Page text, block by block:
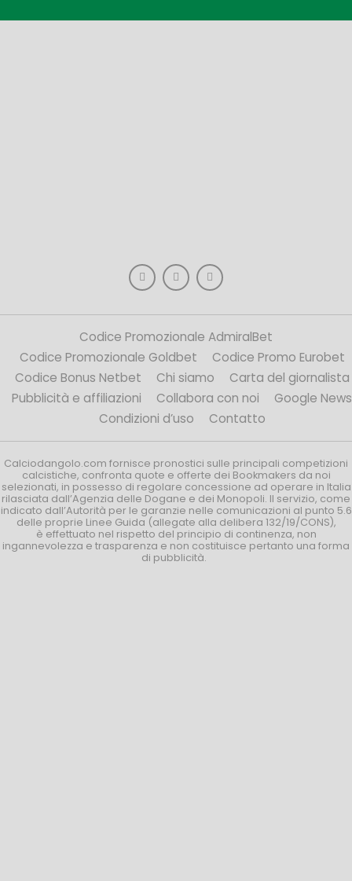
Codice Promozionale AdmiralBet
Codice Promozionale Goldbet
Codice Promo Eurobet
Codice Bonus Netbet
Chi siamo
Carta del giornalista
Pubblicità e affiliazioni
Collabora con noi
Google News
Condizioni d’uso
Contatto
Calciodangolo.com fornisce pronostici sulle principali competizioni
calcistiche, confronta quote e offerte dei Bookmakers da noi
selezionati, in possesso di regolare concessione ad operare in Italia
rilasciata dall’Agenzia delle Dogane e dei Monopoli. Il servizio, come
indicato dall’Autorità per le garanzie nelle comunicazioni al punto 5.6
delle proprie Linee Guida (allegate alla delibera 132/19/CONS),
è effettuato nel rispetto del principio di continenza, non
ingannevolezza e trasparenza e non costituisce pertanto una forma
di pubblicità.